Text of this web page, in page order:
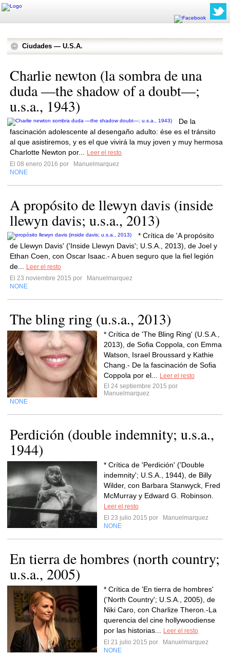
Ciudades — U.S.A.
Charlie newton (la sombra de una
duda —the shadow of a doubt—;
u.s.a., 1943)
De la
fascinación adolescente al desengaño adulto: ése es el tránsito
al que asistiremos, y es el que vivirá la muy joven y muy hermosa
Charlotte Newton por...
Leer el resto
El 08 enero 2016 por
Manuelmarquez
NONE
A propósito de llewyn davis (inside
llewyn davis; u.s.a., 2013)
* Crítica de 'A propósito
de Llewyn Davis' ('Inside Llewyn Davis'; U.S.A., 2013), de Joel y
Ethan Coen, con Oscar Isaac.- A buen seguro que la fiel legión
de...
Leer el resto
El 23 noviembre 2015 por
Manuelmarquez
NONE
The bling ring (u.s.a., 2013)
* Crítica de 'The Bling Ring' (U.S.A.,
2013), de Sofia Coppola, con Emma
Watson, Israel Broussard y Kathie
Chang.- De la fascinación de Sofia
Coppola por el...
Leer el resto
El 24 septiembre 2015 por
Manuelmarquez
NONE
Perdición (double indemnity; u.s.a.,
1944)
* Crítica de 'Perdición' ('Double
indemnity'; U.S.A., 1944), de Billy
Wilder, con Barbara Stanwyck, Fred
McMurray y Edward G. Robinson.
Leer el resto
El 23 julio 2015 por
Manuelmarquez
NONE
En tierra de hombres (north country;
u.s.a., 2005)
* Crítica de 'En tierra de hombres'
('North Country'; U.S.A., 2005), de
Niki Caro, con Charlize Theron.-La
querencia del cine hollywoodiense
por las historias...
Leer el resto
El 21 julio 2015 por
Manuelmarquez
NONE